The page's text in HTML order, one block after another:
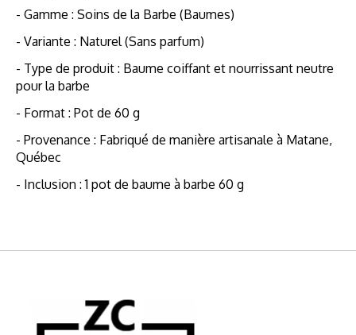
- Gamme : Soins de la Barbe (Baumes)
- Variante : Naturel (Sans parfum)
- Type de produit : Baume coiffant et nourrissant neutre
pour la barbe
- Format : Pot de 60 g
- Provenance : Fabriqué de manière artisanale à Matane,
Québec
- Inclusion : 1 pot de baume à barbe 60 g